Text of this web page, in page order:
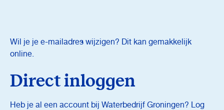
Wil je je e-mailadres wijzigen? Dit kan gemakkelijk
online.
Direct inloggen
Heb je al een account bij Waterbedrijf Groningen? Log